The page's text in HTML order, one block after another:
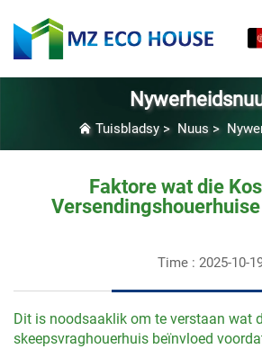
Tuisbladsy> Nuus>
Faktore wat die
Time : 2025-10-
Dit is noodsaaklik om te verstaan wat
skeepsvraghouerhuis beïnvloed